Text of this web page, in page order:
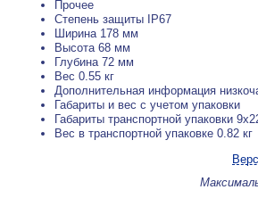
Прочее
Степень защиты IP67
Ширина 178 мм
Высота 68 мм
Глубина 72 мм
Вес 0.55 кг
Дополнительная информация
Габариты и вес с учетом упаковки
Габариты транспортной упаковки
Вес в транспортной упаковке 0.82 кг